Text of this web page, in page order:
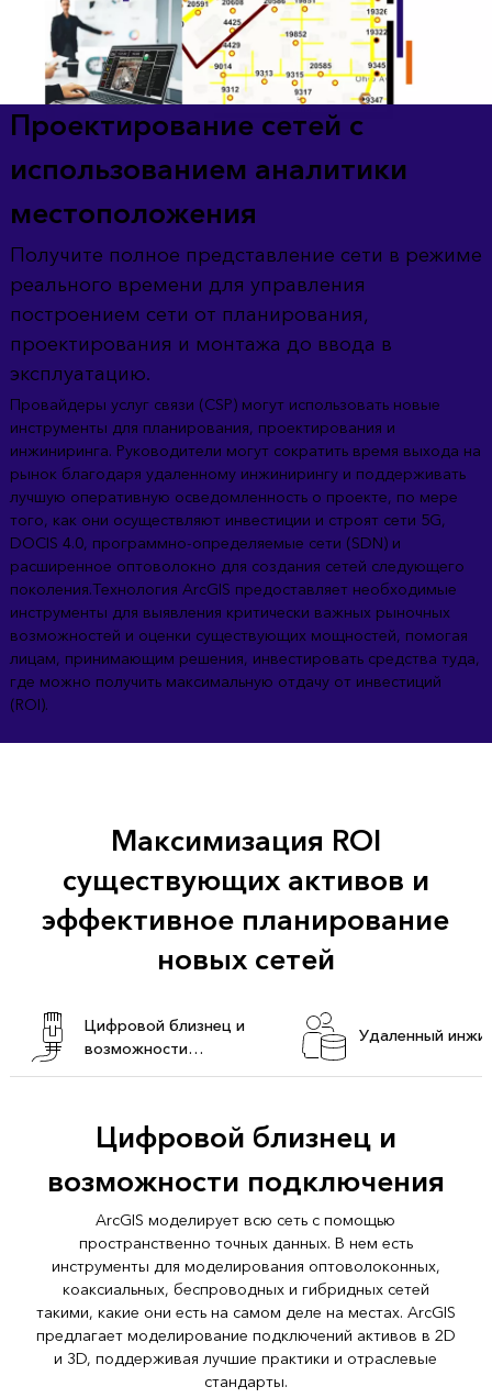
Проектирование сетей с
использованием аналитики
местоположения
Получите полное представление сети в режиме
реального времени для управления
построением сети от планирования,
проектирования и монтажа до ввода в
эксплуатацию.
Провайдеры услуг связи (CSP) могут использовать новые
инструменты для планирования, проектирования и
инжиниринга. Руководители могут сократить время выхода на
рынок благодаря удаленному инжинирингу и поддерживать
лучшую оперативную осведомленность о проекте, по мере
того, как они осуществляют инвестиции и строят сети 5G,
DOCIS 4.0, программно-определяемые сети (SDN) и
расширенное оптоволокно для создания сетей следующего
поколения.Технология ArcGIS предоставляет необходимые
инструменты для выявления критически важных рыночных
возможностей и оценки существующих мощностей, помогая
лицам, принимающим решения, инвестировать средства туда,
где можно получить максимальную отдачу от инвестиций
(ROI).
Максимизация ROI
существующих активов и
эффективное планирование
новых сетей
Цифровой близнец и
возможности
подключения
Удаленный
Цифровой близнец и
возможности подключения
ArcGIS моделирует всю сеть с помощью
пространственно точных данных. В нем есть
инструменты для моделирования оптоволоконных,
коаксиальных, беспроводных и гибридных сетей
такими, какие они есть на самом деле на местах. ArcGIS
предлагает моделирование подключений активов в 2D
и 3D, поддерживая лучшие практики и отраслевые
стандарты.